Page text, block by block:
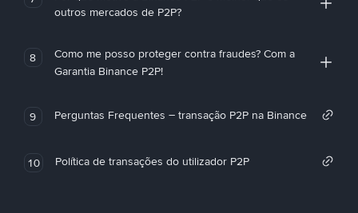
outros mercados de P2P?
8
Como me posso proteger contra fraudes? Com a
Garantia Binance P2P!
9 Perguntas Frequentes – transação P2P na Binance
10 Política de transações do utilizador P2P